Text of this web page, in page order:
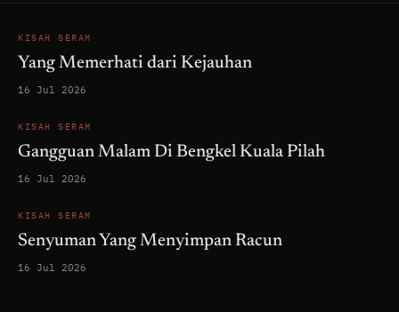
KISAH SERAM
Yang Memerhati dari Kejauhan
16 Jul 2026
KISAH SERAM
Gangguan Malam Di Bengkel Kuala Pilah
16 Jul 2026
KISAH SERAM
Senyuman Yang Menyimpan Racun
16 Jul 2026